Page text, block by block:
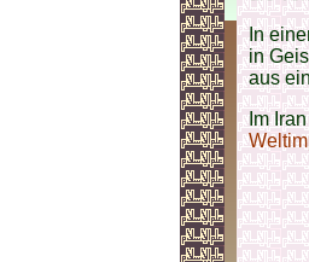
In
in
aus
Im